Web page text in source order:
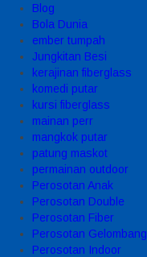
Blog
Bola Dunia
ember tumpah
Jungkitan Besi
kerajinan fiberglass
komedi putar
kursi fiberglass
mainan perr
mangkok putar
patung maskot
permainan outdoor
Perosotan Anak
Perosotan Double
Perosotan Fiber
Perosotan Gelombang
Perosotan Indoor